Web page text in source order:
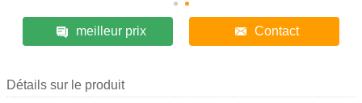
meilleur prix Contact
Détails sur le produit